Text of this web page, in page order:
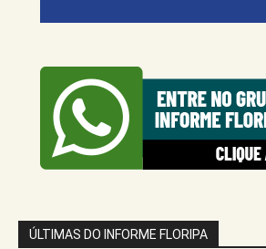
ÚLTIMAS DO INFORME FLORIPA